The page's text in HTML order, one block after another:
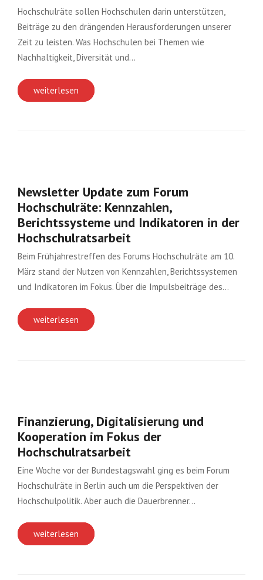
Hochschulräte sollen Hochschulen darin unterstützen,
Beiträge zu den drängenden Herausforderungen unserer
Zeit zu leisten. Was Hochschulen bei Themen wie
Nachhaltigkeit, Diversität und…
weiterlesen
Newsletter Update zum Forum
Hochschulräte: Kennzahlen,
Berichtssysteme und Indikatoren in der
Hochschulratsarbeit
Beim Frühjahrestreffen des Forums Hochschulräte am 10.
März stand der Nutzen von Kennzahlen, Berichtssystemen
und Indikatoren im Fokus. Über die Impulsbeiträge des…
weiterlesen
Finanzierung, Digitalisierung und
Kooperation im Fokus der
Hochschulratsarbeit
Eine Woche vor der Bundestagswahl ging es beim Forum
Hochschulräte in Berlin auch um die Perspektiven der
Hochschulpolitik. Aber auch die Dauerbrenner…
weiterlesen